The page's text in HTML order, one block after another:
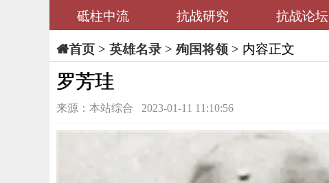
砥柱中流
抗战研究 抗战论坛
首页> 英雄名录> 殉国将领 > 内容正文
罗芳珪
来源：本站综合 2023-01-11 11:10:56